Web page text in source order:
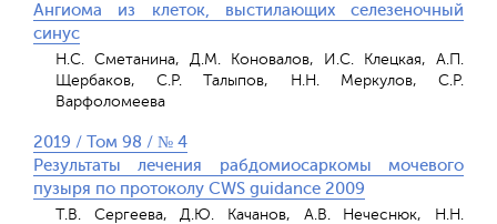
Ангиома из клеток, выстилающих селезеночный
синус
Н.С. Сметанина, Д.М. Коновалов, И.С. Клецкая, А.П.
Щербаков, С.Р. Талыпов, Н.Н. Меркулов, С.Р.
Варфоломеева
2019 / Том 98 / № 4
Результаты лечения рабдомиосаркомы мочевого
пузыря по протоколу CWS guidance 2009
Т.В. Сергеева, Д.Ю. Качанов, А.В. Нечеснюк, Н.Н.